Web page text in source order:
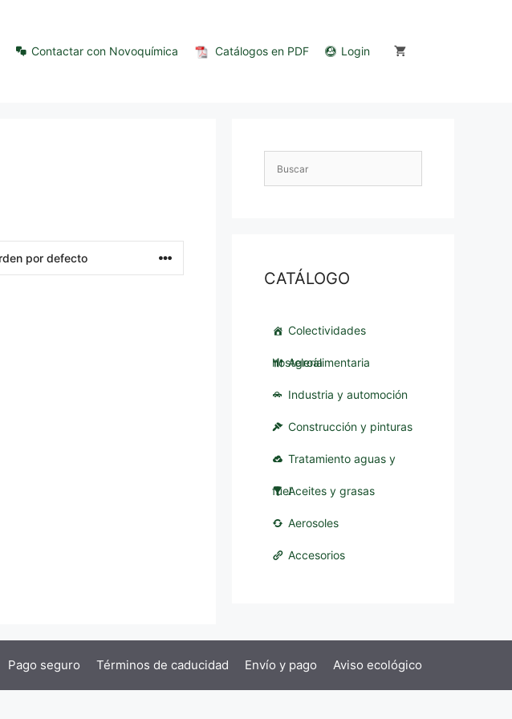
Contactar con Novoquímica Catálogos en PDF Login
CATÁLOGO
Colectividades
hostelería
Agroalimentaria
Industria y automoción
Construcción y pinturas
Tratamiento aguas y
fuelAceites y grasas
Aerosoles
Accesorios
Pago seguro Términos de caducidad Envío y pago Aviso ecológico